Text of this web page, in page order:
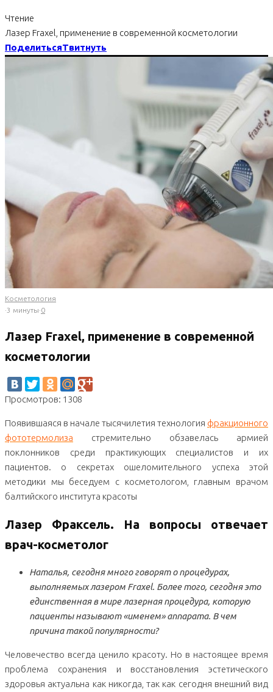
Чтение
Лазер Fraxel, применение в современной косметологии
ПоделитьсяТвитнуть
Косметология
·3 минуты·0
Лазер Fraxel, применение в современной
косметологии
Просмотров: 1308
Появившаяся в начале тысячилетия технология фракционного
фототермолиза стремительно обзавелась армией
поклонников среди практикующих специалистов и их
пациентов. о секретах ошеломительного успеха этой
методики мы беседуем с косметологом, главным врачом
балтийского института красоты
Лазер Фраксель. На вопросы отвечает
врач-косметолог
Наталья, сегодня много говорят о процедурах,
выполняемых лазером Fraxel. Более того, сегодня это
единственная в мире лазерная процедура, которую
пациенты называют «именем» аппарата. В чем
причина такой популярности?
Человечество всегда ценило красоту. Но в настоящее время
проблема сохранения и восстановления эстетического
здоровья актуальна как никогда, так как сегодня внешний вид